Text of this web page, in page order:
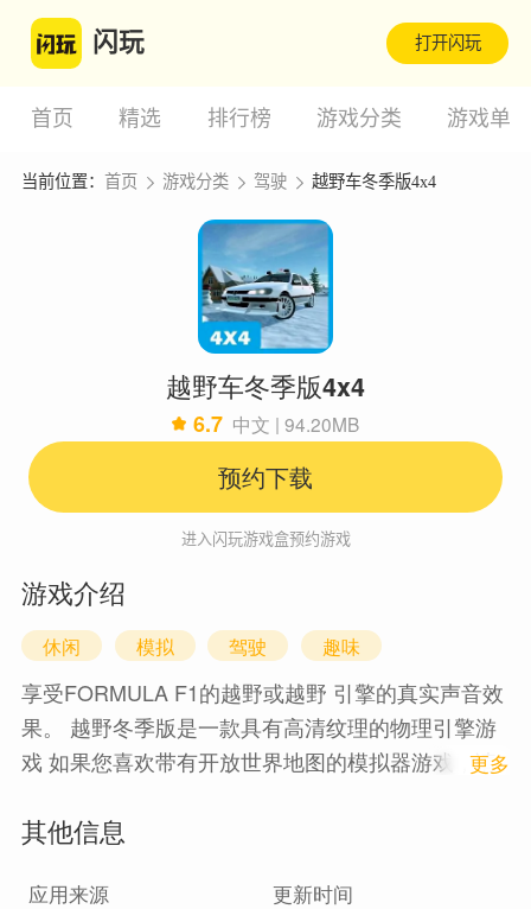
闪玩 打开闪玩
首页 精选 排行榜 游戏分类 游戏单
当前位置： 首页 游戏分类 驾驶 越野车冬季版4x4
越野车冬季版4x4
6.7 中文 | 94.20MB
预约下载
进入闪玩游戏盒预约游戏
游戏介绍
休闲 模拟 驾驶 趣味
享受FORMULA F1的越野或越野 引擎的真实声音效
果。 越野冬季版是一款具有高清纹理的物理引擎游
戏 如果您喜欢带有开放世界地图的模拟器游戏，请
1 更多
其他信息
应用来源
更新时间